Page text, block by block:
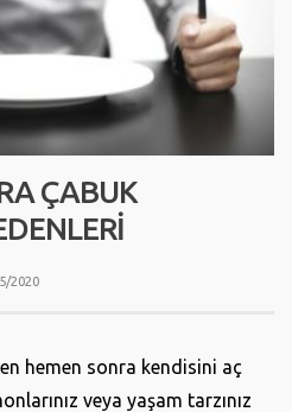
ÇABUK
2020
hemen sonra kendisini aç
veya yaşam tarzınız